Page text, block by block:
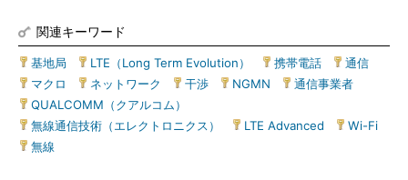
関連キーワード
基地局 LTE（Long Term Evolution） 携帯電話 通信
マクロ
ネットワーク 干渉 NGMN 通信事業者
QUALCOMM（クアルコム）
無線通信技術（エレクトロニクス）
LTE Advanced Wi-Fi
無線